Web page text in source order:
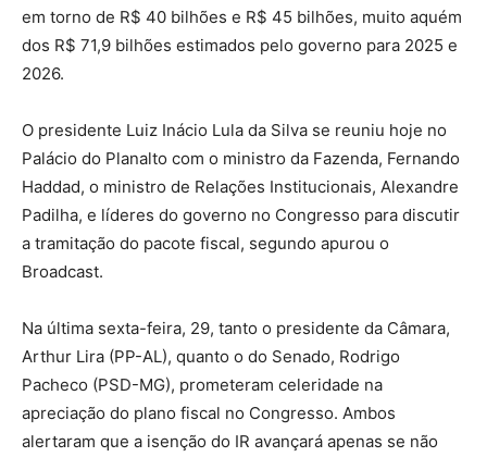
em torno de R$ 40 bilhões e R$ 45 bilhões, muito aquém
dos R$ 71,9 bilhões estimados pelo governo para 2025 e
2026.
O presidente Luiz Inácio Lula da Silva se reuniu hoje no
Palácio do Planalto com o ministro da Fazenda, Fernando
Haddad, o ministro de Relações Institucionais, Alexandre
Padilha, e líderes do governo no Congresso para discutir
a tramitação do pacote fiscal, segundo apurou o
Broadcast.
Na última sexta-feira, 29, tanto o presidente da Câmara,
Arthur Lira (PP-AL), quanto o do Senado, Rodrigo
Pacheco (PSD-MG), prometeram celeridade na
apreciação do plano fiscal no Congresso. Ambos
alertaram que a isenção do IR avançará apenas se não